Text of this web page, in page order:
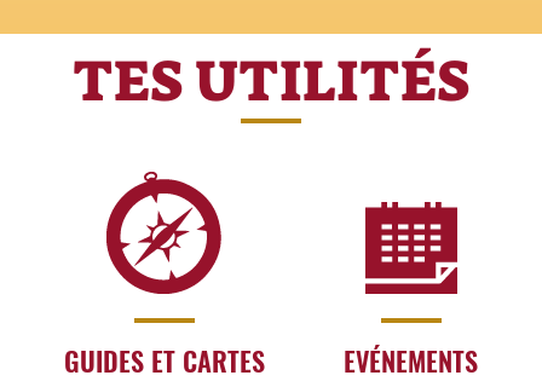
TES UTILITÉS
GUIDES ET CARTES EVÉNEMENTS